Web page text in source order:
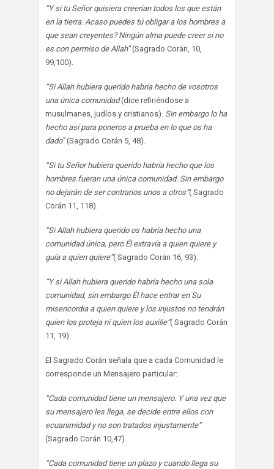
“Y si tu Señor quisiera creerían todos los que están
en la tierra. Acaso puedes tú obligar a los hombres a
que sean creyentes? Ningún alma puede creer si no
es con permiso de Allah”(Sagrado Corán, 10,
99,100).
“Si Allah hubiera querido habría hecho de vosotros
una única comunidad(dice refiriéndose a
musulmanes, judíos y cristianos). Sin embargo lo ha
hecho así para poneros a prueba en lo que os ha
dado”(Sagrado Corán 5, 48).
“Si tu Señor hubiera querido habría hecho que los
hombres fueran una única comunidad. Sin embargo
no dejarán de ser contrarios unos a otros”( Sagrado
Corán 11, 118).
“Si Allah hubiera querido os habría hecho una
comunidad única, pero Él extravía a quien quiere y
guía a quien quiere”( Sagrado Corán 16, 93).
“Y si Allah hubiera querido habría hecho una sola
comunidad, sin embargo Él hace entrar en Su
misericordia a quien quiere y los injustos no tendrán
quien los proteja ni quien los auxilie”( Sagrado Corán
11, 19).
El Sagrado Corán señala que a cada Comunidad le
corresponde un Mensajero particular:
“Cada comunidad tiene un mensajero. Y una vez que
su mensajero les llega, se decide entre ellos con
ecuanimidad y no son tratados injustamente”
(Sagrado Corán 10,47).
“Cada comunidad tiene un plazo y cuando llega su